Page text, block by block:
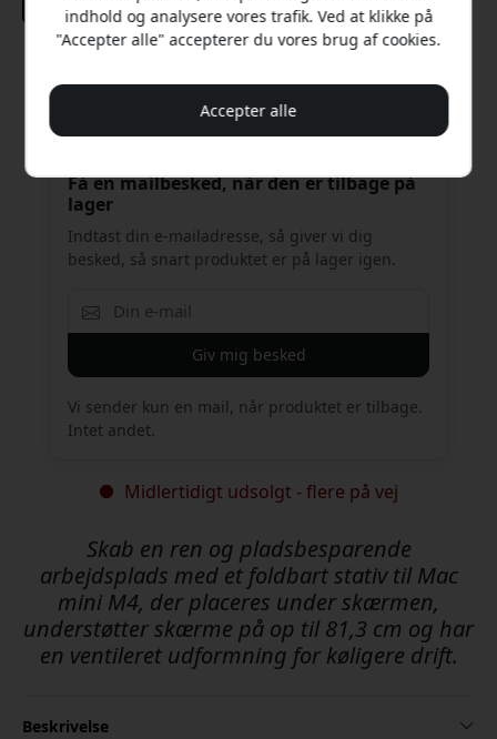
2 399 DKK
Få en mailbesked, når den er tilbage på
lager
Indtast din e-mailadresse, så giver vi dig
besked, så snart produktet er på lager igen.
Giv mig besked
Vi sender kun en mail, når produktet er tilbage.
Intet andet.
Midlertidigt udsolgt - flere på vej
Skab en ren og pladsbesparende
arbejdsplads med et foldbart stativ til Mac
mini M4, der placeres under skærmen,
understøtter skærme på op til 81,3 cm og har
en ventileret udformning for køligere drift.
Beskrivelse
indhold og analysere vores trafik. Ved at klikke på
"Accepter alle" accepterer du vores brug af cookies.
Accepter alle